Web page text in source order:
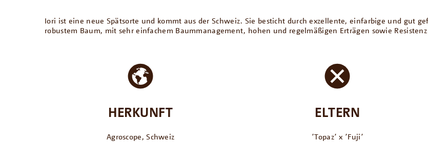
Iori ist eine neue Spätsorte und kommt aus der Schweiz. Sie besticht durch exzellente, einfarbige und gut
robustem Baum, mit sehr einfachem Baummanagement, hohen und regelmäßigen Erträgen sowie
HERKUNFT
Agroscope, Schweiz
ELTERN
՚Topaz՚ x ՚Fuji՚